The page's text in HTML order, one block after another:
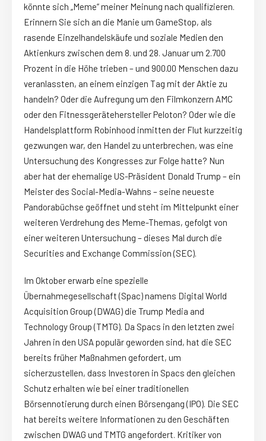
könnte sich „Meme“ meiner Meinung nach qualifizieren.
Erinnern Sie sich an die Manie um GameStop, als
rasende Einzelhandelskäufe und soziale Medien den
Aktienkurs zwischen dem 8. und 28. Januar um 2.700
Prozent in die Höhe trieben – und 900.00 Menschen dazu
veranlassten, an einem einzigen Tag mit der Aktie zu
handeln? Oder die Aufregung um den Filmkonzern AMC
oder den Fitnessgerätehersteller Peloton? Oder wie die
Handelsplattform Robinhood inmitten der Flut kurzzeitig
gezwungen war, den Handel zu unterbrechen, was eine
Untersuchung des Kongresses zur Folge hatte? Nun
aber hat der ehemalige US-Präsident Donald Trump – ein
Meister des Social-Media-Wahns – seine neueste
Pandorabüchse geöffnet und steht im Mittelpunkt einer
weiteren Verdrehung des Meme-Themas, gefolgt von
einer weiteren Untersuchung – dieses Mal durch die
Securities and Exchange Commission (SEC).
Im Oktober erwarb eine spezielle
Übernahmegesellschaft (Spac) namens Digital World
Acquisition Group (DWAG) die Trump Media and
Technology Group (TMTG). Da Spacs in den letzten zwei
Jahren in den USA populär geworden sind, hat die SEC
bereits früher Maßnahmen gefordert, um
sicherzustellen, dass Investoren in Spacs den gleichen
Schutz erhalten wie bei einer traditionellen
Börsennotierung durch einen Börsengang (IPO). Die SEC
hat bereits weitere Informationen zu den Geschäften
zwischen DWAG und TMTG angefordert. Kritiker von